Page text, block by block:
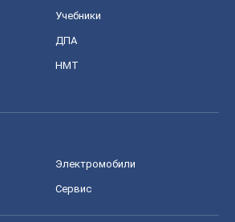
Учебники
ДПА
НМТ
Электромобили
Сервис